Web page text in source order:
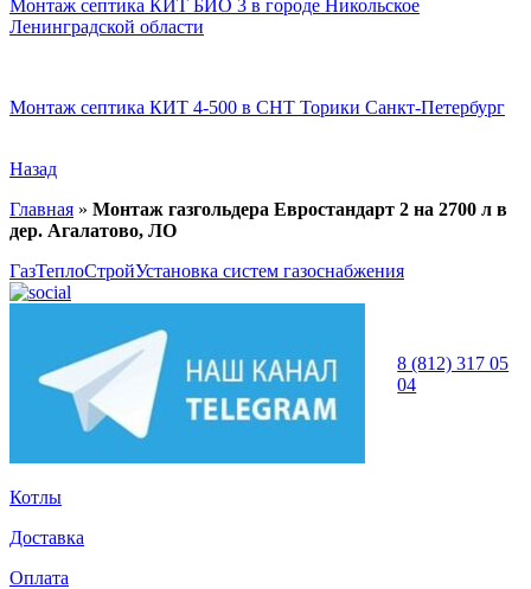
Монтаж септика КИТ БИО 3 в городе Никольское
Ленинградской области
Монтаж септика КИТ 4-500 в СНТ Торики Санкт-Петербург
Назад
Главная » Монтаж газгольдера Евростандарт 2 на 2700 л в
дер. Агалатово, ЛО
ГазТеплоСтройУстановка систем газоснабжения
8 (812) 317 05
04
Котлы
Доставка
Оплата